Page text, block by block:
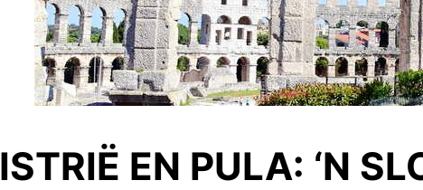
ISTRIË EN PULA: ‘N